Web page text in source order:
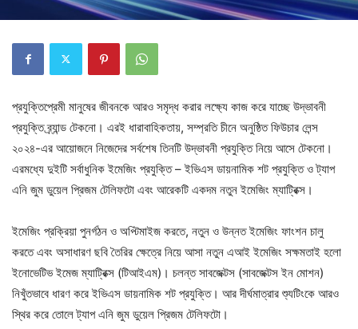
প্রযুক্তিপ্রেমী মানুষের জীবনকে আরও সমৃদ্ধ করার লক্ষ্যে কাজ করে যাচ্ছে উদ্ভাবনী
প্রযুক্তি ব্র্যান্ড টেকনো। এরই ধারাবাহিকতায়, সম্প্রতি চীনে অনুষ্ঠিত ফিউচার লেন্স
২০২৪-এর আয়োজনে নিজেদের সর্বশেষ তিনটি উদ্ভাবনী প্রযুক্তি নিয়ে আসে টেকনো।
এরমধ্যে দুইটি সর্বাধুনিক ইমেজিং প্রযুক্তি – ইভিএস ডায়নামিক শট প্রযুক্তি ও ট্যাপ
এনি জুম ডুয়েল প্রিজম টেলিফটো এবং আরেকটি একদম নতুন ইমেজিং ম্যাট্রিক্স।
ইমেজিং প্রক্রিয়া পুনর্গঠন ও অপ্টিমাইজ করতে, নতুন ও উন্নত ইমেজিং ফাংশন চালু
করতে এবং অসাধারণ ছবি তৈরির ক্ষেত্রে নিয়ে আসা নতুন এআই ইমেজিং সক্ষমতাই হলো
ইনোভেটিভ ইমেজ ম্যাট্রিক্স (টিআইএম)। চলন্ত সাবজেক্টস (সাবজেক্টস ইন মোশন)
নিখুঁতভাবে ধারণ করে ইভিএস ডায়নামিক শট প্রযুক্তি। আর দীর্ঘমাত্রার শ্যুটিংকে আরও
স্থির করে তোলে ট্যাপ এনি জুম ডুয়েল প্রিজম টেলিফটো।